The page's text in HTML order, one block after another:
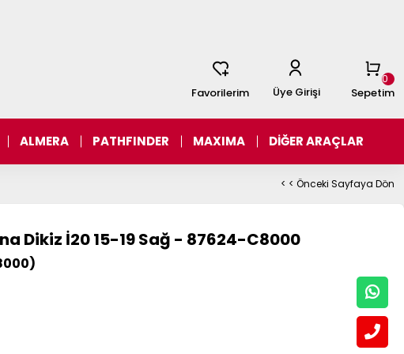
Sepetim
0
Favorilerim
Üye Girişi
ALMERA PATHFINDER MAXIMA DİĞER ARAÇLAR
< < Önceki Sayfaya Dön
Dikiz İ20 15-19 Sağ - 87624-C8000